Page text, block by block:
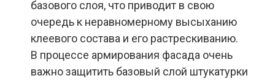
базового слоя, что приводит в свою
очередь к неравномерному высыханию
клеевого состава и его растрескиванию.
В процессе армирования фасада очень
важно защитить базовый слой штукатурки